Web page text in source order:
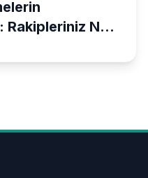
Rakipleriniz Ne